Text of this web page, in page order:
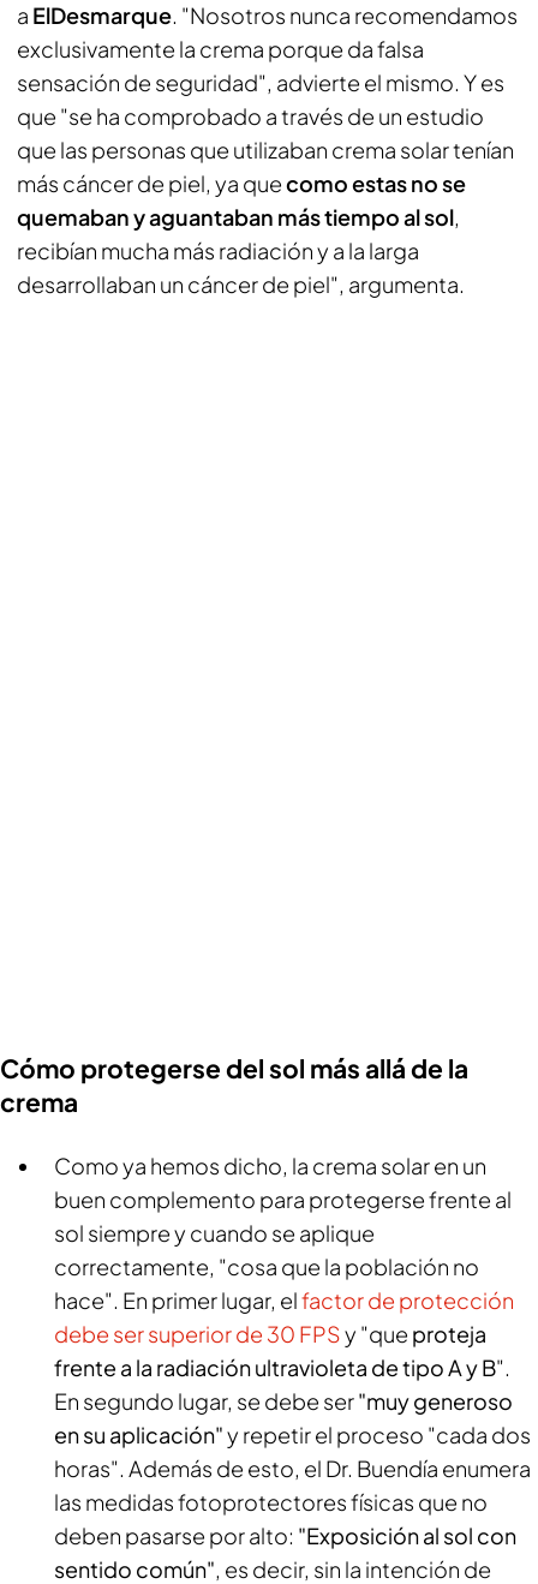
a ElDesmarque. "Nosotros nunca recomendamos
exclusivamente la crema porque da falsa
sensación de seguridad", advierte el mismo. Y es
que "se ha comprobado a través de un estudio
que las personas que utilizaban crema solar tenían
más cáncer de piel, ya quecomo estas no se
quemaban y aguantaban más tiempo al sol,
recibían mucha más radiación y a la larga
desarrollaban un cáncer de piel", argumenta.
Cómo protegerse del sol más allá de la
crema
Como ya hemos dicho, la crema solar en un
buen complemento para protegerse frente al
sol siempre y cuando se aplique
correctamente, "cosa que la población no
hace". En primer lugar, elfactor de protección
debe ser superior de 30 FPSy "que proteja
frente a la radiación ultravioleta de tipo A y B".
En segundo lugar, se debe ser"muy generoso
en su aplicación"y repetir el proceso "cada dos
horas". Además de esto, el Dr. Buendía enumera
las medidas fotoprotectores físicas que no
deben pasarse por alto: "Exposición al sol con
sentido común", es decir, sin la intención de